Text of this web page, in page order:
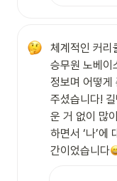
체계적인 커리
승무원 노베이
정보며 어떻게
주셨습니다!
운 거 없이 많
하면서 ‘나’에
간이었습니다